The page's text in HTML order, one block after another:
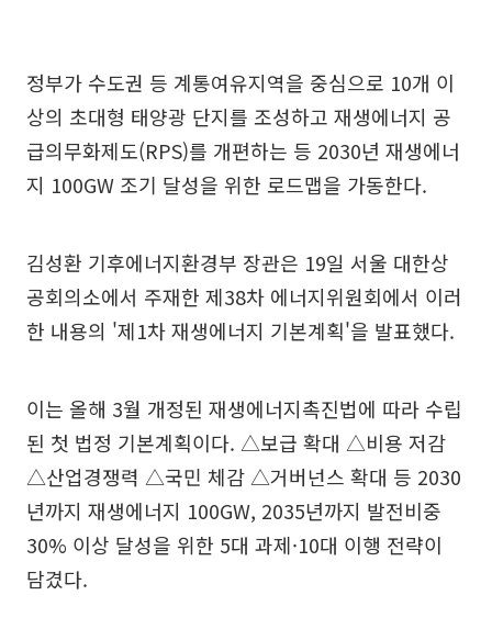
정부가 수도권 등 계통여유지역을 중심으로 10개 이
상의 초대형 태양광 단지를 조성하고 재생에너지 공
급의무화제도(RPS)를 개편하는 등 2030년 재생에너
지 100GW 조기 달성을 위한 로드맵을 가동한다.
김성환 기후에너지환경부 장관은 19일 서울 대한상
공회의소에서 주재한 제38차 에너지위원회에서 이러
한 내용의 '제1차 재생에너지 기본계획'을 발표했다.
이는 올해 3월 개정된 재생에너지촉진법에 따라 수립
된 첫 법정 기본계획이다. △보급 확대 △비용 저감
△산업경쟁력 △국민 체감 △거버넌스 확대 등 2030
년까지 재생에너지 100GW, 2035년까지 발전비중
30% 이상 달성을 위한 5대 과제·10대 이행 전략이
담겼다.